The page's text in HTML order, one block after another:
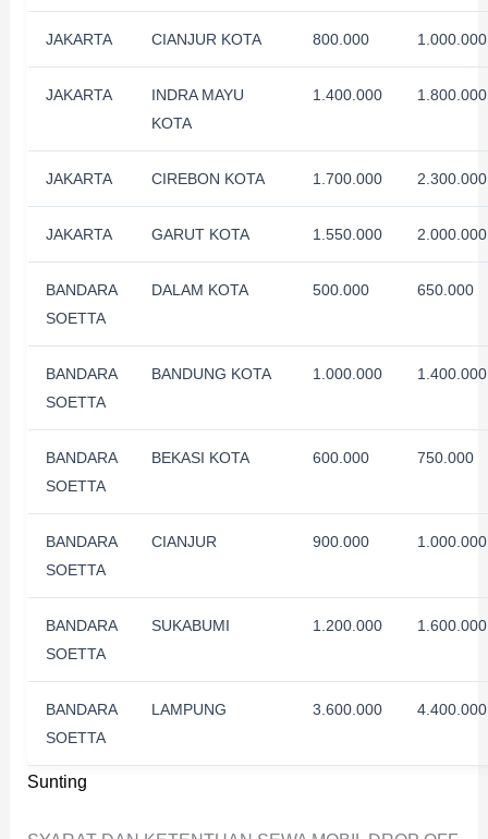
Sunting
JAKARTA CIANJUR KOTA 800.000 1.000.000
JAKARTA
INDRA MAYU
KOTA
1.400.000 1.800.000
JAKARTA CIREBON KOTA 1.700.000 2.300.000
JAKARTA GARUT KOTA 1.550.000 2.000.000
BANDARA
SOETTA
DALAM KOTA 500.000 650.000
BANDARA
SOETTA
BANDUNG KOTA 1.000.000 1.400.000
BANDARA
SOETTA
BEKASI KOTA 600.000 750.000
BANDARA
SOETTA
CIANJUR 900.000 1.000.000
BANDARA
SOETTA
SUKABUMI 1.200.000 1.600.000
BANDARA
SOETTA
LAMPUNG 3.600.000 4.400.000